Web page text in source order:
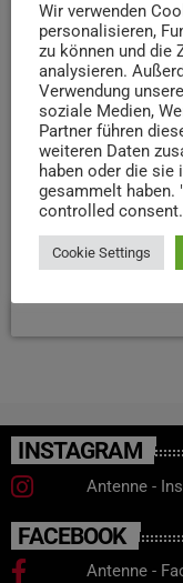
und Übergewicht.
Trier auf Basis
Ländern. Demnach
eine um rund zwei
stärker betroffen
nennen die
sozialen Druck
Ländern mit
INSTAGRAM
Antenne -
FACEBOOK
Antenne -
Wir verwenden
personalisieren,
zu können und die
analysieren.
Verwendung
soziale Medien,
Partner führen
weiteren Daten
haben oder die sie
gesammelt haben.
controlled consent.
Cookie Settings